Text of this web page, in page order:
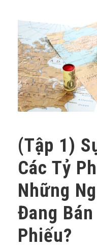
(Tập 1)
Các Tỷ
Những
Đang
Phiếu?